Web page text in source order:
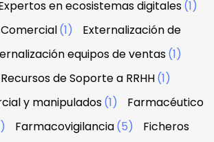
en ecosistemas digitales(1)
(1)
Externalización de
equipos de ventas(1)
de Soporte a RRHH(1)
y manipulados(1)
Farmacéutico
Farmacovigilancia(5)
Ficheros